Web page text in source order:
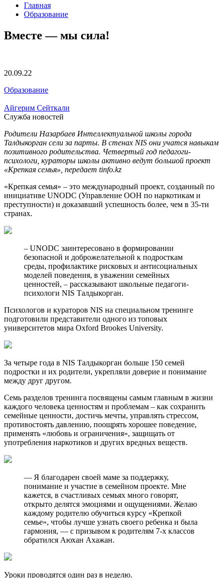
Главная
Образование
Вместе — мы сила!
20.09.22
Образование
Айгерим Сейткали
Служба новостей
Родители Назарбаев Интеллектуальной школы города
Талдыкорган сели за парты. В стенах NIS они учатся навыкам
позитивного родительства. Четвертый год педагоги-
психологи, кураторы школы активно ведут большой проект
«Крепкая семья», передает tinfo.kz
«Крепкая семья» – это международный проект, созданный по
инициативе UNODC (Управление ООН по наркотикам и
преступности) и доказавший успешность более, чем в 35-ти
странах.
– UNODC заинтересовано в формировании
безопасной и доброжелательной к подросткам
среды, профилактике рисковых и антисоциальных
моделей поведения, в уважении семейных
ценностей, – рассказывают школьные педагоги-
психологи NIS Талдыкорган.
Психологов и кураторов NIS на специальном тренинге
подготовили представители одного из топовых
университетов мира Oxford Brookes University.
За четыре года в NIS Талдыкорган больше 150 семей
подростки и их родители, укрепляли доверие и понимание
между друг другом.
Семь разделов тренинга посвящены самым главным в жизни
каждого человека ценностям и проблемам – как сохранить
семейные ценности, достичь мечты, управлять стрессом,
противостоять давлению, поощрять хорошее поведение,
применять «любовь и ограничения», защищать от
употребления наркотиков и других вредных веществ.
— Я благодарен своей маме за поддержку,
понимание и участие в семейном проекте. Мне
кажется, в счастливых семьях много говорят,
открыто делятся эмоциями и ощущениями. Желаю
каждому родителю обучиться курсу «Крепкой
семье», чтобы лучше узнать своего ребенка и была
гармония, — с призывом к родителям 7-х классов
обратился Аюхан Ахажан.
Уроки проводятся один раз в неделю.